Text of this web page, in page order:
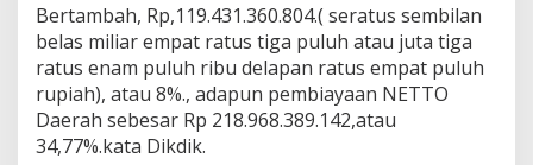
Bertambah, Rp,119.431.360.804.( seratus sembilan
belas miliar empat ratus tiga puluh atau juta tiga
ratus enam puluh ribu delapan ratus empat puluh
rupiah), atau 8%., adapun pembiayaan NETTO
Daerah sebesar Rp 218.968.389.142,atau
34,77%.kata Dikdik.